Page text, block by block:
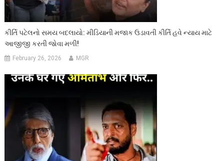
કીર્તિ પટેલનો સમય બદલાયો: મીડિયાની મજાક ઉડાવતી કીર્તિ હવે ન્યાય માટે
આજીજી કરતી જોવા મળી!
February 26, 2026 MGR